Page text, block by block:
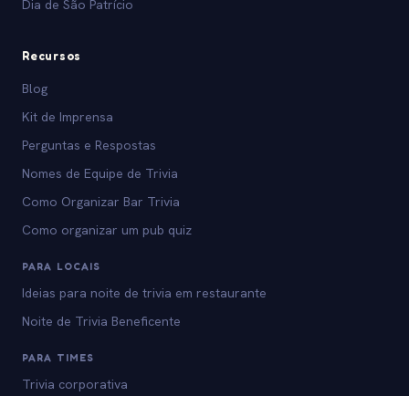
Dia de São Patrício
Recursos
Blog
Kit de Imprensa
Perguntas e Respostas
Nomes de Equipe de Trivia
Como Organizar Bar Trivia
Como organizar um pub quiz
PARA LOCAIS
Ideias para noite de trivia em restaurante
Noite de Trivia Beneficente
PARA TIMES
Trivia corporativa